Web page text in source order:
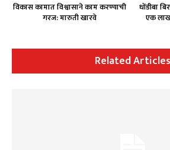
विकास कामात विश्वासाने काम करण्याची
गरज: मारुती खारवे
धोंडीबा
एक
Related Articles